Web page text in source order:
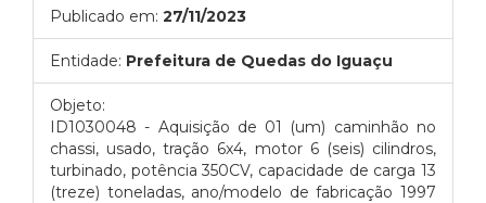
Publicado em: 27/11/2023
Entidade: Prefeitura de Quedas do Iguaçu
Objeto:
ID1030048 - Aquisição de 01 (um) caminhão no
chassi, usado, tração 6x4, motor 6 (seis) cilindros,
turbinado, potência 350CV, capacidade de carga 13
(treze) toneladas, ano/modelo de fabricação 1997